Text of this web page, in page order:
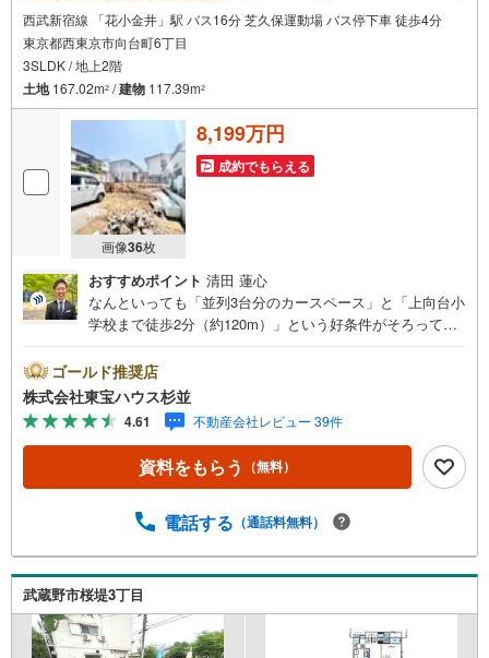
西武新宿線 「花小金井」駅 バス16分 芝久保運動場 バス停下車 徒歩4分
東京都西東京市向台町6丁目
3SLDK / 地上2階
土地167.02m2 /建物 117.39m2
画像36枚
8,199万円
成約でもらえる
おすすめポイント 清田 蓮心
なんといっても「並列3台分のカースペース」と「上向台小
学校まで徒歩2分（約120m）」という好条件がそろってい
ー＋来客用スペースも確保できます。 室内は、LDKと隣接
するスペースを合わせると約24.2帖の大空間！床暖房付き
で冬でも足元からあたたかく、家族が自然と集まるリビン
グになりそうですね。ZEH水準の省エネ性能も備えてお
り、毎月の光熱費を抑えられるお財布にも優しいお家で
す。ぜひお気軽にご見学ください！・未来を予測し人生設
るであろうご自宅リフォームをオンライン上でご提案「ミ
洒にさせるCG加工ホームステイジングサービス。・購入者
様へ、税理士による確定申告の無料セミナーをご招待いた
します。
ゴールド推奨店
株式会社東宝ハウス杉並
4.61 不動産会社レビュー 39件
資料をもらう （無料）
電話する （通話料無料）
武蔵野市桜堤3丁目